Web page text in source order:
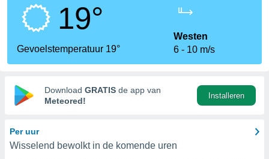
verstrekte
hoge
hebt de
voor
op basis
19°
Gevoelstemperatuur 19°
Westen
6
10 m/s
Download GRATIS de app van
Meteored!
Installeren
Per uur
Wisselend bewolkt in de komende uren